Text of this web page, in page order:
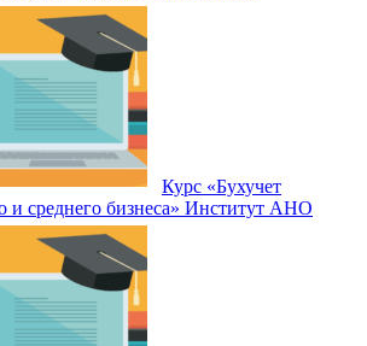
Курс «Бухучет
и среднего бизнеса» Институт АНО